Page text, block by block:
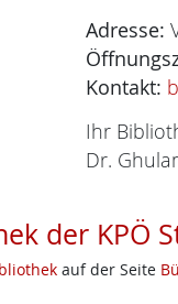
Adresse:
Kontakt:
Ihr
Dr.
der KPÖ
auf der Seite